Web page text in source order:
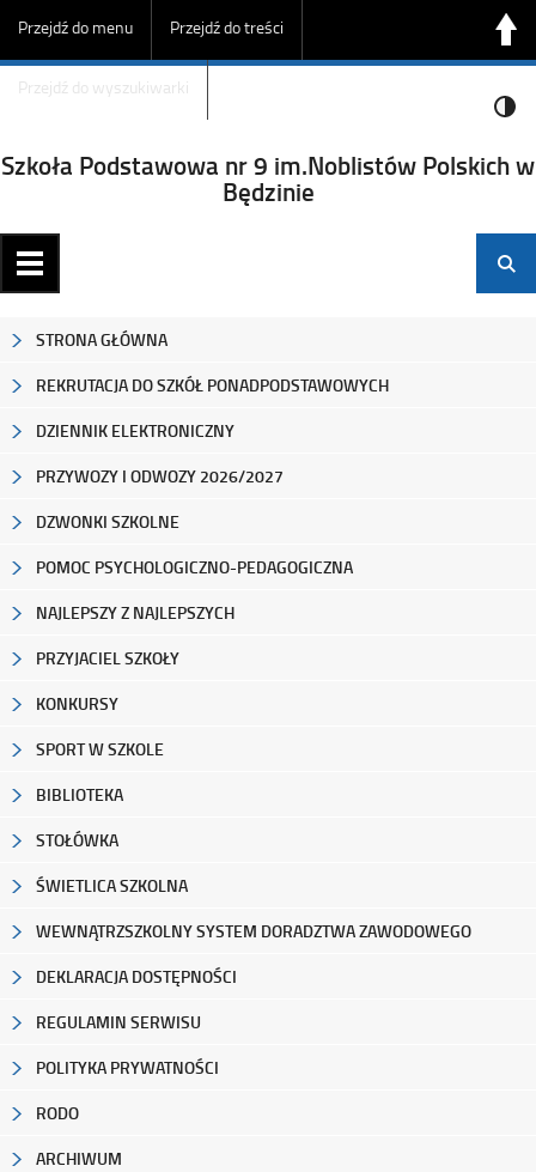
Przejdź do menu Przejdź do treści
Przejdź do wyszukiwarki
Szkoła Podstawowa nr 9 im.Noblistów Polskich w
Będzinie
STRONA GŁÓWNA
REKRUTACJA DO SZKÓŁ PONADPODSTAWOWYCH
DZIENNIK ELEKTRONICZNY
PRZYWOZY I ODWOZY 2026/2027
DZWONKI SZKOLNE
POMOC PSYCHOLOGICZNO-PEDAGOGICZNA
NAJLEPSZY Z NAJLEPSZYCH
PRZYJACIEL SZKOŁY
KONKURSY
SPORT W SZKOLE
BIBLIOTEKA
STOŁÓWKA
ŚWIETLICA SZKOLNA
WEWNĄTRZSZKOLNY SYSTEM DORADZTWA ZAWODOWEGO
DEKLARACJA DOSTĘPNOŚCI
REGULAMIN SERWISU
POLITYKA PRYWATNOŚCI
RODO
ARCHIWUM